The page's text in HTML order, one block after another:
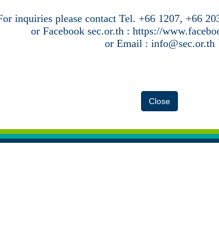
inquiries please contact Tel. +66 1207, +66
or Facebook sec.or.th : https://
or Email : info@sec.or.th